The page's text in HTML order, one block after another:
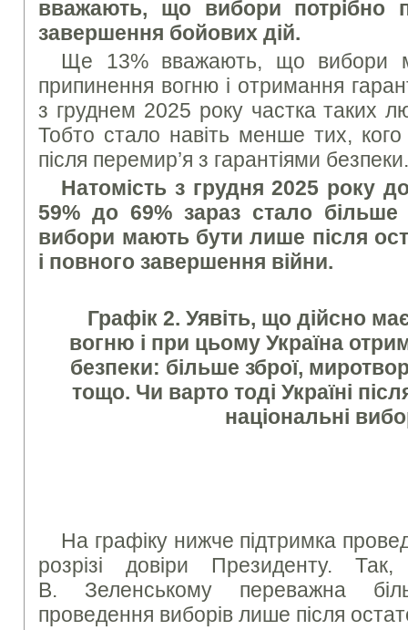
вважають, що вибори потрібно
завершення бойових дій.
Ще 13% вважають, що вибори
припинення вогню і отримання
з груднем 2025 року частка таких
Тобто стало навіть менше тих,
після перемир’я з гарантіями
Натомість з грудня 2025 року
59% до 69% зараз стало
вибори мають бути лише після
і повного завершення війни.
Графік 2. Уявіть, що дійсно
вогню і при цьому Україна
безпеки: більше зброї,
тощо. Чи варто тоді Україні
національні
На графіку нижче підтримка
розрізі довіри Президенту.
В. Зеленському переважна
проведення виборів лише після